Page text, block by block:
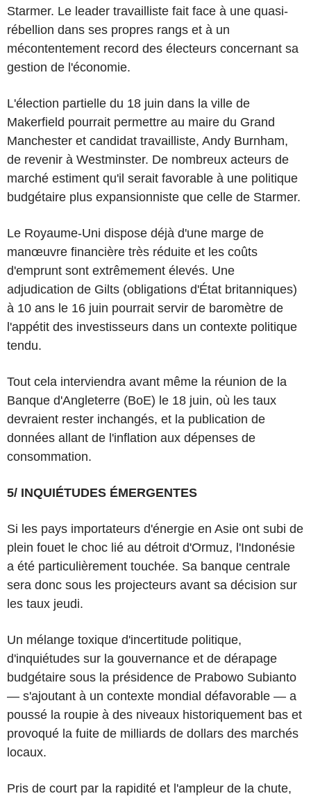
Starmer. Le leader travailliste fait face à une quasi-
rébellion dans ses propres rangs et à un
mécontentement record des électeurs concernant sa
gestion de l'économie.
L'élection partielle du 18 juin dans la ville de
Makerfield pourrait permettre au maire du Grand
Manchester et candidat travailliste, Andy Burnham,
de revenir à Westminster. De nombreux acteurs de
marché estiment qu'il serait favorable à une politique
budgétaire plus expansionniste que celle de Starmer.
Le Royaume-Uni dispose déjà d'une marge de
manœuvre financière très réduite et les coûts
d'emprunt sont extrêmement élevés. Une
adjudication de Gilts (obligations d'État britanniques)
à 10 ans le 16 juin pourrait servir de baromètre de
l'appétit des investisseurs dans un contexte politique
tendu.
Tout cela interviendra avant même la réunion de la
Banque d'Angleterre (BoE) le 18 juin, où les taux
devraient rester inchangés, et la publication de
données allant de l'inflation aux dépenses de
consommation.
5/ INQUIÉTUDES ÉMERGENTES
Si les pays importateurs d'énergie en Asie ont subi de
plein fouet le choc lié au détroit d'Ormuz, l'Indonésie
a été particulièrement touchée. Sa banque centrale
sera donc sous les projecteurs avant sa décision sur
les taux jeudi.
Un mélange toxique d'incertitude politique,
d'inquiétudes sur la gouvernance et de dérapage
budgétaire sous la présidence de Prabowo Subianto
— s'ajoutant à un contexte mondial défavorable — a
poussé la roupie à des niveaux historiquement bas et
provoqué la fuite de milliards de dollars des marchés
locaux.
Pris de court par la rapidité et l'ampleur de la chute,